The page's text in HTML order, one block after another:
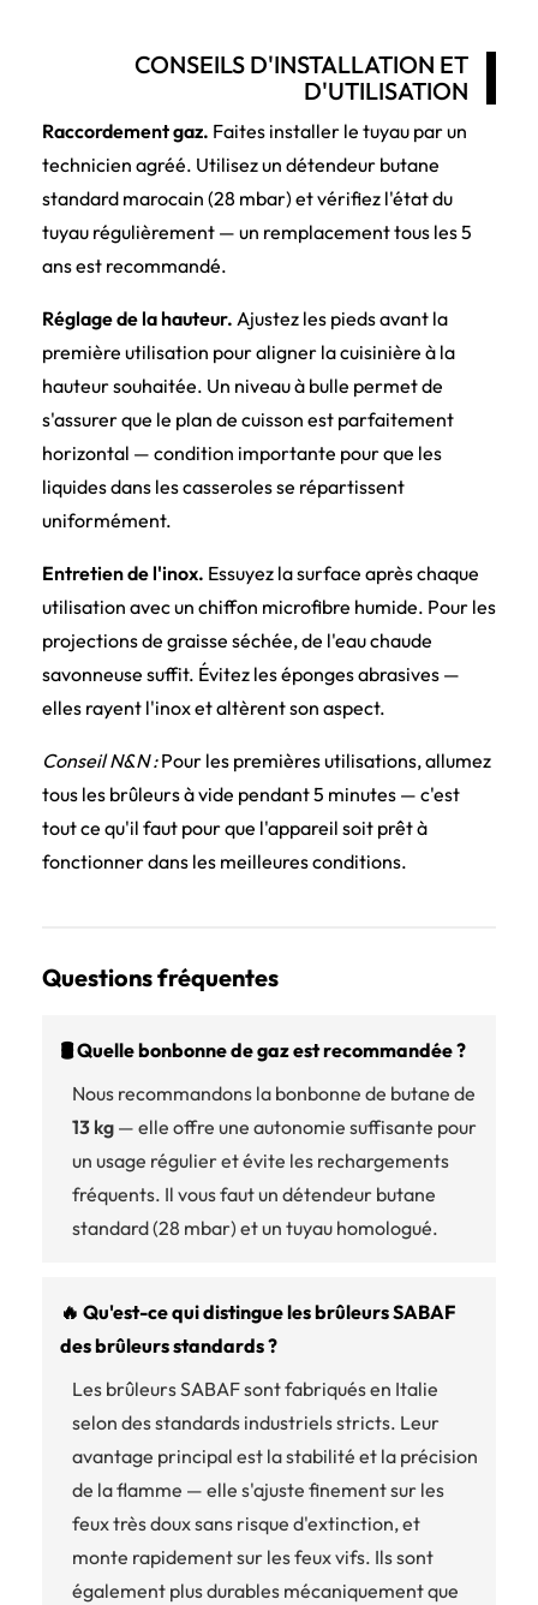
CONSEILS D'INSTALLATION ET
D'UTILISATION
Raccordement gaz. Faites installer le tuyau par un
technicien agréé. Utilisez un détendeur butane
standard marocain (28 mbar) et vérifiez l'état du
tuyau régulièrement — un remplacement tous les 5
ans est recommandé.
Réglage de la hauteur. Ajustez les pieds avant la
première utilisation pour aligner la cuisinière à la
hauteur souhaitée. Un niveau à bulle permet de
s'assurer que le plan de cuisson est parfaitement
horizontal — condition importante pour que les
liquides dans les casseroles se répartissent
uniformément.
Entretien de l'inox. Essuyez la surface après chaque
utilisation avec un chiffon microfibre humide. Pour les
projections de graisse séchée, de l'eau chaude
savonneuse suffit. Évitez les éponges abrasives —
elles rayent l'inox et altèrent son aspect.
Conseil N&N :Pour les premières utilisations, allumez
tous les brûleurs à vide pendant 5 minutes — c'est
tout ce qu'il faut pour que l'appareil soit prêt à
fonctionner dans les meilleures conditions.
Questions fréquentes
🛢️ Quelle bonbonne de gaz est recommandée ?
Nous recommandons la bonbonne de butane de
13 kg — elle offre une autonomie suffisante pour
un usage régulier et évite les rechargements
fréquents. Il vous faut un détendeur butane
standard (28 mbar) et un tuyau homologué.
🔥 Qu'est-ce qui distingue les brûleurs SABAF
des brûleurs standards ?
Les brûleurs SABAF sont fabriqués en Italie
selon des standards industriels stricts. Leur
avantage principal est la stabilité et la précision
de la flamme — elle s'ajuste finement sur les
feux très doux sans risque d'extinction, et
monte rapidement sur les feux vifs. Ils sont
également plus durables mécaniquement que